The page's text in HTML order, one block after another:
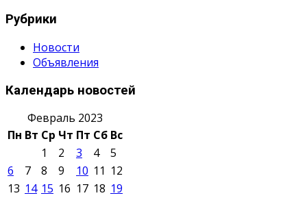
Рубрики
Новости
Объявления
Календарь новостей
Февраль 2023
Пн Вт Ср Чт Пт Сб Вс
1
2 3 4
5
6
7 8 9 10 11 12
13 14 15 16 17 18 19